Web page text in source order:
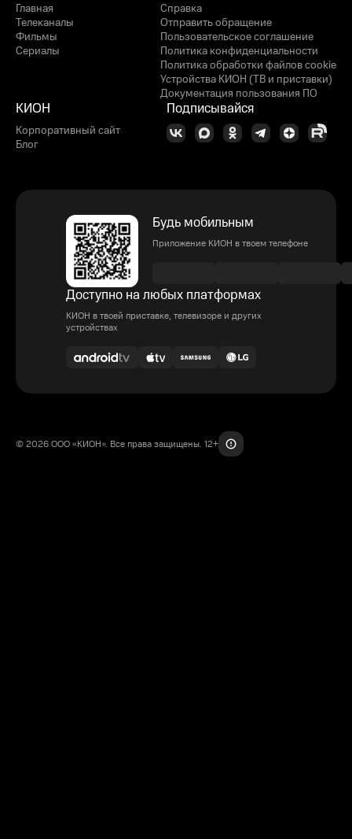
Главная
Телеканалы
Фильмы
Сериалы
Справка
Отправить обращение
Пользовательское соглашение
Политика конфиденциальности
Политика обработки файлов cookie
Устройства КИОН (ТВ и приставки)
Документация пользования ПО
КИОН
Корпоративный сайт
Блог
Подписывайся
Будь мобильным
Приложение КИОН в твоем телефоне
Доступно на любых платформах
КИОН в твоей приставке, телевизоре и других
устройствах
© 2026 ООО «КИОН». Все права защищены. 12+